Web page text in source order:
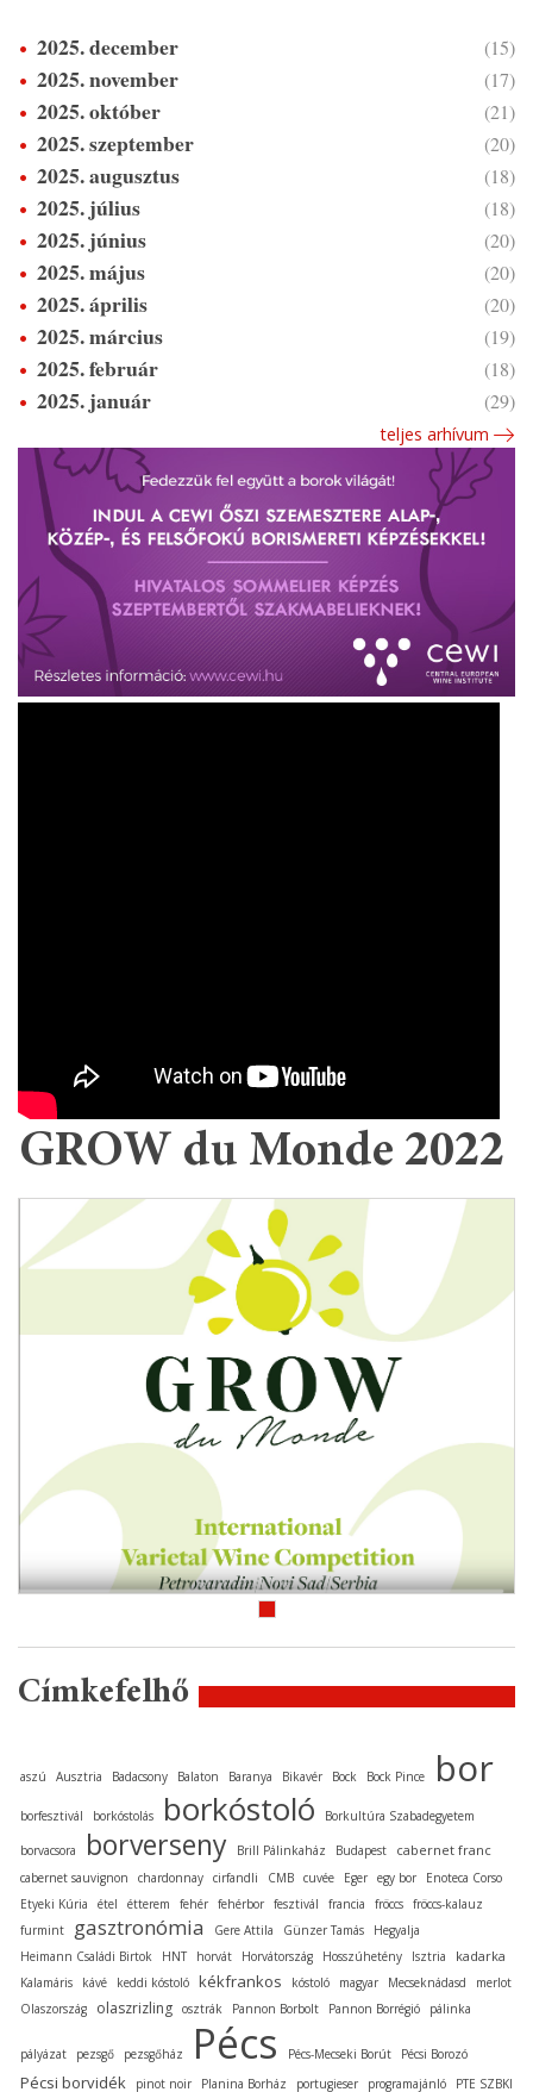
2025. december
(15)
2025. november (17)
2025. október (21)
2025. szeptember (20)
2025. augusztus (18)
2025. július (18)
2025. június (20)
2025. május (20)
2025. április (20)
2025. március (19)
2025. február (18)
2025. január (29)
teljes arhívum
GROW du Monde 2022
Címkefelhő
aszú Ausztria Badacsony Balaton Baranya Bikavér Bock Bock Pince bor
borfesztivál borkóstolás borkóstoló Borkultúra Szabadegyetem
borvacsora borverseny Brill Pálinkaház Budapest cabernet franc
cabernet sauvignon chardonnay cirfandli CMB cuvée Eger egy bor
Enoteca Corso
Etyeki Kúria
étel étterem fehér fehérbor fesztivál francia fröccs fröccs-kalauz
furmint
gasztronómia Gere Attila Günzer Tamás
Hegyalja
Heimann Családi Birtok
HNT horvát Horvátország Hosszúhetény Isztria kadarka
Kalamáris kávé keddi kóstoló kékfrankos kóstoló magyar Mecseknádasd
merlot
Olaszország
olaszrizling osztrák Pannon Borbolt Pannon Borrégió pálinka
pályázat pezsgő pezsgőház Pécs Pécs-Mecseki Borút Pécsi Borozó
Pécsi borvidék pinot noir Planina Borház portugieser programajánló
PTE SZBKI